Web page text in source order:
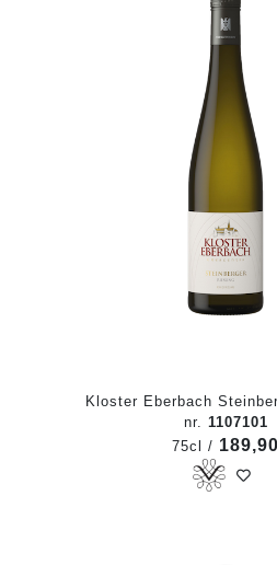
Kloster Eberbach
nr. 1107101
75cl / 189,90